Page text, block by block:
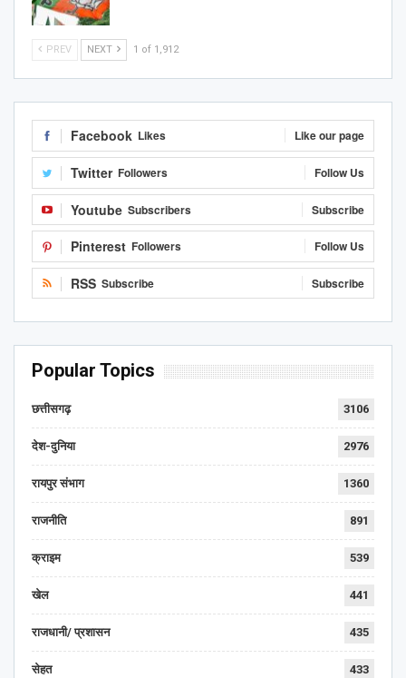
PREV NEXT 1 of 1,912
Facebook Likes Like our page
Twitter Followers Follow Us
Youtube Subscribers Subscribe
Pinterest Followers Follow Us
RSS Subscribe Subscribe
Popular Topics
छत्तीसगढ़ 3106
देश-दुनिया 2976
रायपुर संभाग 1360
राजनीति 891
क्राइम 539
खेल 441
राजधानी/ प्रशासन 435
सेहत 433